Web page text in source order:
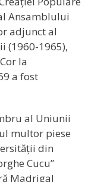
Ansamblului
adjunct al
(1960-1965),
la
a fost
al Uniunii
multor piese
din
Cucu”
Madrigal